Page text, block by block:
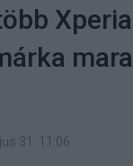
31. 11:06